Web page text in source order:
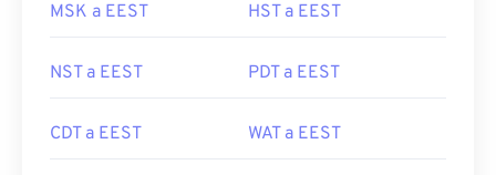
MSK a EEST HST a EEST
NST a EEST PDT a EEST
CDT a EEST WAT a EEST